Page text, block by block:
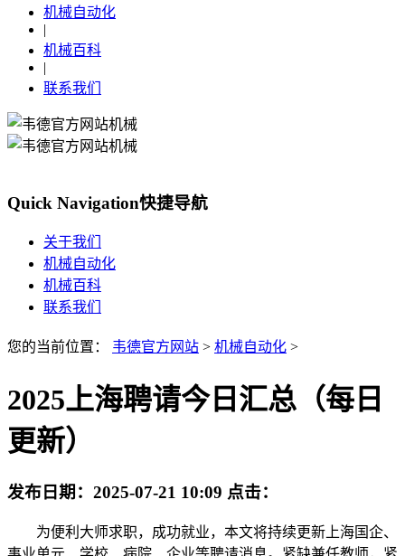
机械自动化
|
机械百科
|
联系我们
Quick Navigation快捷导航
关于我们
机械自动化
机械百科
联系我们
您的当前位置： 韦德官方网站 > 机械自动化 >
2025上海聘请今日汇总（每日
更新）
发布日期： 2025-07-21 10:09 点击：
为便利大师求职，成功就业，本文将持续更新上海国企、